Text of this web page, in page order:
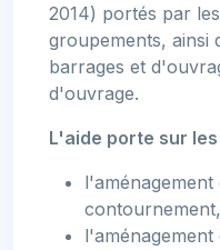
2014) portés par
groupements, ainsi
barrages et
d'ouvrage.
L'aide porte sur
contournement,